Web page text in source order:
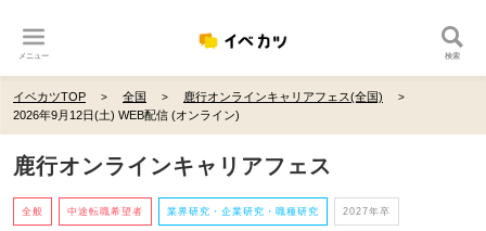
メニュー 検索
イベカツTOP 全国
鹿行オンラインキャリアフェス(全国)
2026年9月12日(土) WEB配信 (オンライン)
鹿行オンラインキャリアフェス
全般 中途転職希望者 業界研究・企業研究・職種研究 2027年卒